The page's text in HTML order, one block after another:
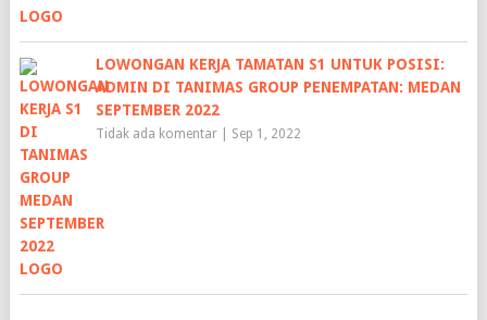
LOWONGAN KERJA TAMATAN S1 UNTUK POSISI:
ADMIN DI TANIMAS GROUP PENEMPATAN: MEDAN
SEPTEMBER 2022
Tidak ada komentar| Sep 1, 2022